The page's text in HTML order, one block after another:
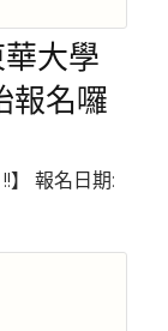
大學
報名囉
】 報名日期: